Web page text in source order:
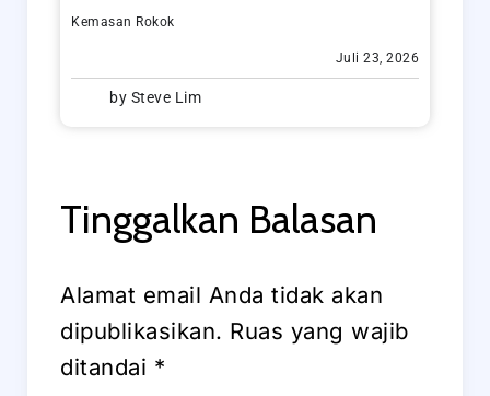
Kemasan Rokok
Juli 23, 2026
by Steve Lim
Tinggalkan Balasan
Alamat email Anda tidak akan
dipublikasikan. Ruas yang wajib
ditandai *